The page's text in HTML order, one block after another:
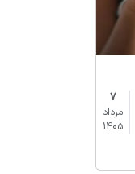
7
مرداد
1405